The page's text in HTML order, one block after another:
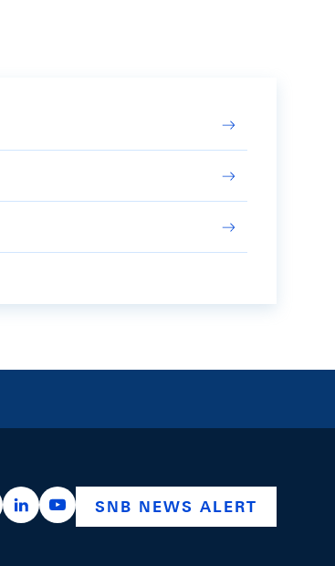
https://x.com/snb_bns
https://ch.linkedin.com/company/swiss-
https://www.youtube.com/
SNB NEWS ALERT